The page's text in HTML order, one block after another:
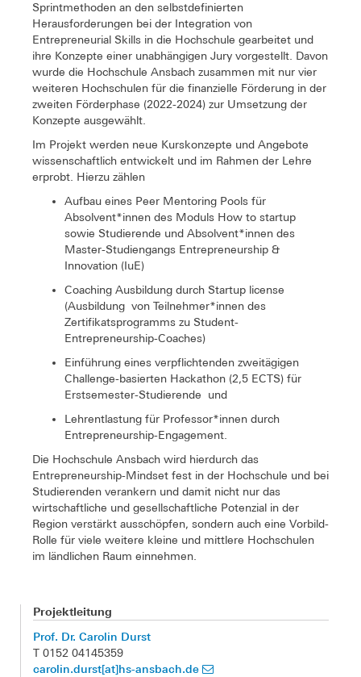
Sprintmethoden an den selbstdefinierten
Herausforderungen bei der Integration von
Entrepreneurial Skills in die Hochschule gearbeitet und
ihre Konzepte einer unabhängigen Jury vorgestellt. Davon
wurde die Hochschule Ansbach zusammen mit nur vier
weiteren Hochschulen für die finanzielle Förderung in der
zweiten Förderphase (2022-2024) zur Umsetzung der
Konzepte ausgewählt.
Im Projekt werden neue Kurskonzepte und Angebote
wissenschaftlich entwickelt und im Rahmen der Lehre
erprobt. Hierzu zählen
Aufbau eines Peer Mentoring Pools für
Absolvent*innen des Moduls How to startup
sowie Studierende und Absolvent*innen des
Master-Studiengangs Entrepreneurship &
Innovation (IuE)
Coaching Ausbildung durch Startup license
(Ausbildung von Teilnehmer*innen des
Zertifikatsprogramms zu Student-
Entrepreneurship-Coaches)
Einführung eines verpflichtenden zweitägigen
Challenge-basierten Hackathon (2,5 ECTS) für
Erstsemester-Studierende und
Lehrentlastung für Professor*innen durch
Entrepreneurship-Engagement.
Die Hochschule Ansbach wird hierdurch das
Entrepreneurship-Mindset fest in der Hochschule und bei
Studierenden verankern und damit nicht nur das
wirtschaftliche und gesellschaftliche Potenzial in der
Region verstärkt ausschöpfen, sondern auch eine Vorbild-
Rolle für viele weitere kleine und mittlere Hochschulen
im ländlichen Raum einnehmen.
Projektleitung
Prof. Dr. Carolin Durst
T 0152 04145359
carolin.durst[at]hs-ansbach.de